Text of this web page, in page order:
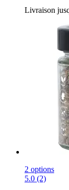
Livraison
2 options
5.0 (2)